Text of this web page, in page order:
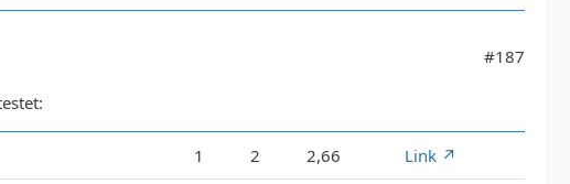
#187
1 2 2,66 Link